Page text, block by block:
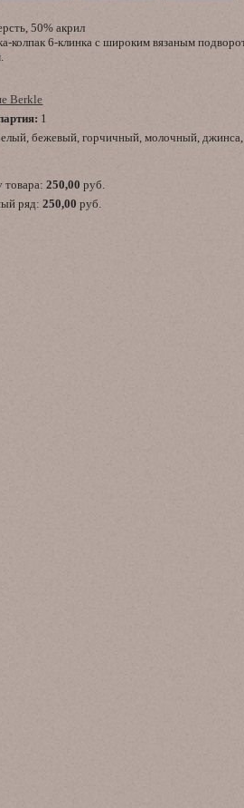
50% акрил
колпак 6-клинка с широким вязаным
Berkle
1
бежевый, горчичный, молочный,
товара:250,00 руб.
ряд:250,00 руб.